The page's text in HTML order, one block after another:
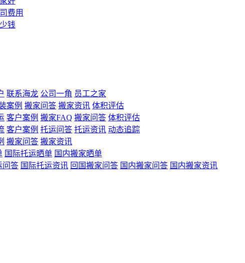
费用
钱
联系海龙 公司一角 员工之家
案例 搬家问答 搬家资讯 体积评估
客户案例 搬家FAQ 搬家问答 体积评估
客户案例 托运问答 托运资讯 动态追踪
搬家问答 搬家资讯
国际托运晒单 国内搬家晒单
问答 国际托运资讯 回国搬家问答 国内搬家问答 国内搬家资讯